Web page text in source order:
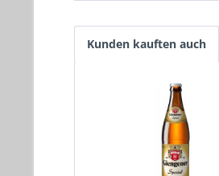
Kunden kauften auch